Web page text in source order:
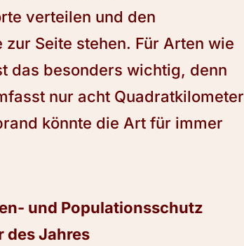
verteilen und den
Seite stehen. Für Arten wie
das besonders wichtig, denn
nur acht Quadratkilometer
könnte die Art für immer
und Populationsschutz
des Jahres